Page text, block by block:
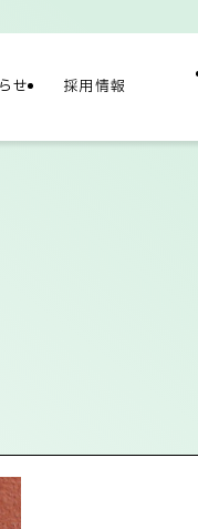
ーク
せ 採用情報